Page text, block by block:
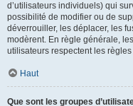
d’utilisateurs individuels) qui
possibilité de modifier ou de
déverrouiller, les déplacer, les
modèrent. En règle générale,
utilisateurs respectent les
Haut
Que sont les groupes